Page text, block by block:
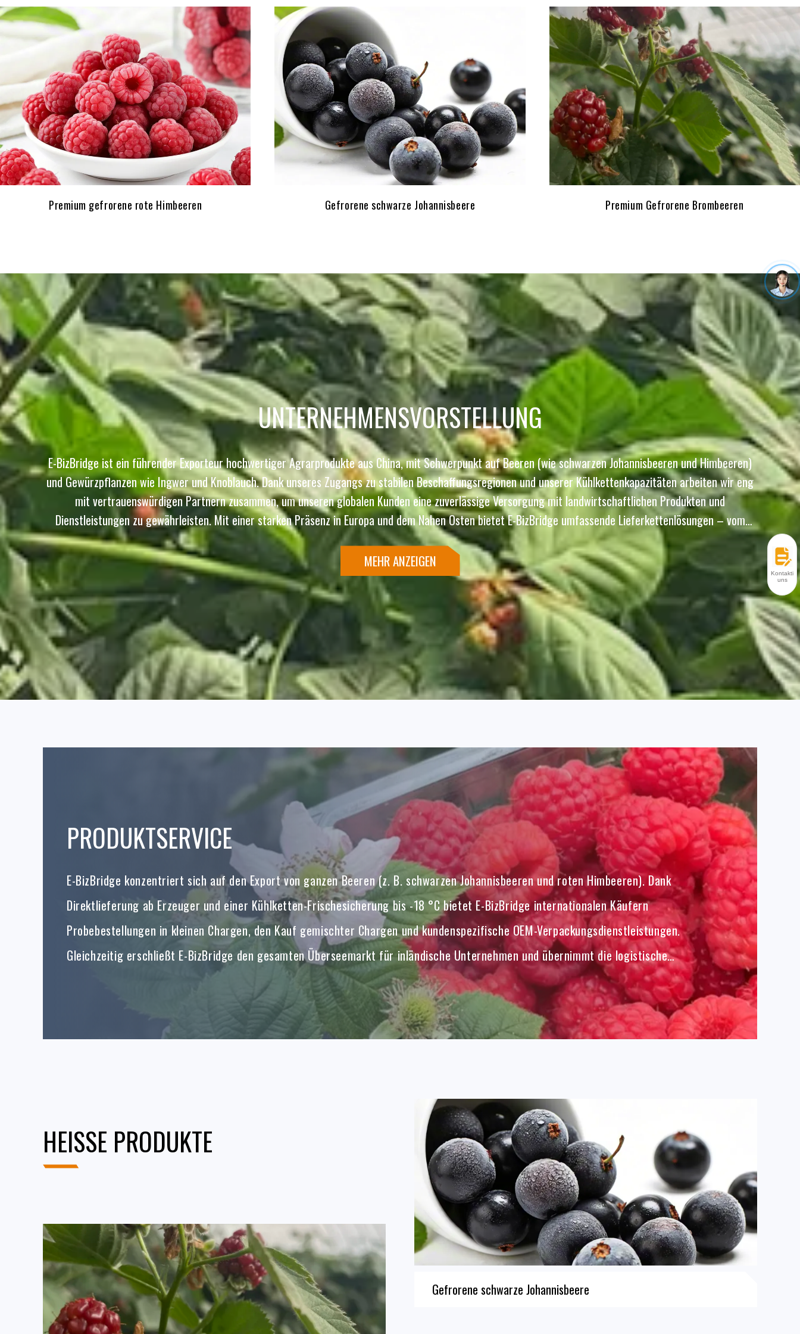
Premium gefrorene rote Himbeeren Gefrorene schwarze Johannisbeere Premium Gefrorene Brombeeren
UNTERNEHMENSVORSTELLUNG
E-BizBridge ist ein führender Exporteur hochwertiger Agrarprodukte aus China, mit Schwerpunkt auf Beeren (wie schwarzen Johannisbeeren und Himbeeren)
und Gewürzpflanzen wie Ingwer und Knoblauch. Dank unseres Zugangs zu stabilen Beschaffungsregionen und unserer Kühlkettenkapazitäten arbeiten wir eng
mit vertrauenswürdigen Partnern zusammen, um unseren globalen Kunden eine zuverlässige Versorgung mit landwirtschaftlichen Produkten und
Dienstleistungen zu gewährleisten. Mit einer starken Präsenz in Europa und dem Nahen Osten bietet E-BizBridge umfassende Lieferkettenlösungen – vom
Erzeuger bis zur Auslieferung – und bedient sowohl internationale Importeure als auch lokale Unternehmen. Unsere Produkte sind bekannt für ihre
gleichbleibende Qualität, wettbewerbsfähige Preise und professionelle Handhabung bei Lagerung und Transport. In den kommenden Jahren wollen wir unser
Angebot um hochwertige Kategorien wie Blaubeeren, Cranberries, Bio-Knoblauch und selenreichen Ingwer erweitern und gleichzeitig hochverarbeitete
Produkte wie Säfte und Nahrungsergänzungsmittel entwickeln. Unser Ziel ist es, ein integriertes System für Anbau, Verarbeitung und Handel aufzubauen und
ein vertrauenswürdiger globaler Lieferant für ein gesundes Leben zu werden.
MEHR ANZEIGEN
PRODUKTSERVICE
E-BizBridge konzentriert sich auf den Export von ganzen Beeren (z. B. schwarzen Johannisbeeren und roten Himbeeren). Dank
Direktlieferung ab Erzeuger und einer Kühlketten-Frischesicherung bis -18 °C bietet E-BizBridge internationalen Käufern
Probebestellungen in kleinen Chargen, den Kauf gemischter Chargen und kundenspezifische OEM-Verpackungsdienstleistungen.
Gleichzeitig erschließt E-BizBridge den gesamten Überseemarkt für inländische Unternehmen und übernimmt die logistische
Zollabfertigung, Konformitätszertifizierung und Markenbetreuung im Ausland. In den nächsten drei Jahren werden die Produktkategorien
Blaubeeren und Preiselbeeren erweitert und hochwertige Produkte wie Saft und Trockenfrüchte entwickelt. Durch die Kombination von
Blockchain-Rückverfolgbarkeit und Supply-Chain-Finanzierung entsteht ein effizientes und zuverlässiges grenzüberschreitendes
HEISSE PRODUKTE
Gefrorene schwarze Johannisbeere
uns